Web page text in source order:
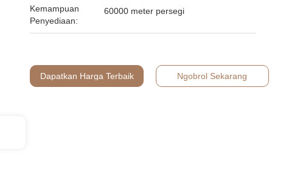
Kemampuan
Penyediaan:
60000 meter persegi
Dapatkan Harga Terbaik Ngobrol Sekarang